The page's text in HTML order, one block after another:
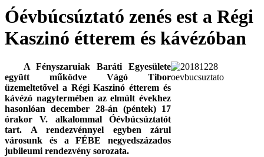
Óévbúcsúztató zenés est a Régi
Kaszinó étterem és kávézóban
A Fényszaruiak Baráti Egyesülete
együtt működve Vágó Tibor
üzemeltetővel a Régi Kaszinó étterem és
kávézó nagytermében az elmúlt évekhez
hasonlóan december 28-án (péntek) 17
órakor V. alkalommal Óévbúcsúztatót
tart. A rendezvénnyel egyben zárul
városunk és a FÉBE negyedszázados
jubileumi rendezvény sorozata.